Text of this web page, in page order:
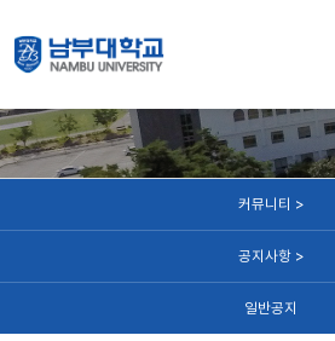
커뮤니티 >
공지사항 >
일반공지